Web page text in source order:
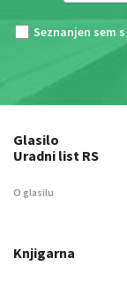
Seznanjen sem s
Glasilo
Uradni list RS
O glasilu
Knjigarna